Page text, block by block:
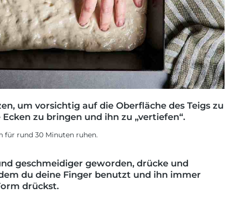
um vorsichtig auf die Oberfläche des Teigs zu
zu bringen und ihn zu „vertiefen“.
für rund 30 Minuten ruhen.
geschmeidiger geworden, drücke und
du deine Finger benutzt und ihn immer
drückst.